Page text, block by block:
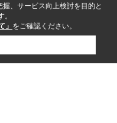
、サービス向上検討を目的と
」 をご確認ください。